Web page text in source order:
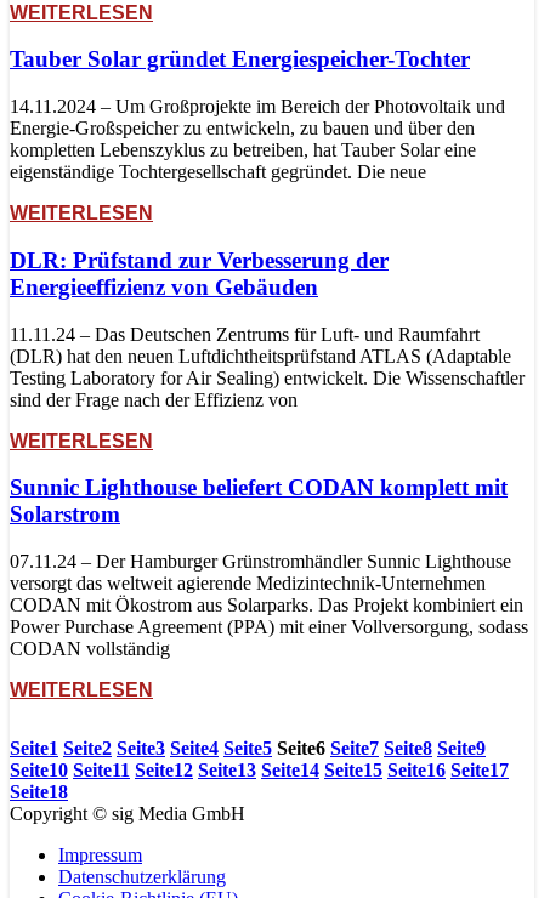
WEITERLESEN
Tauber Solar gründet Energiespeicher-Tochter
14.11.2024 – Um Großprojekte im Bereich der Photovoltaik und
Energie-Großspeicher zu entwickeln, zu bauen und über den
kompletten Lebenszyklus zu betreiben, hat Tauber Solar eine
eigenständige Tochtergesellschaft gegründet. Die neue
WEITERLESEN
DLR: Prüfstand zur Verbesserung der
Energieeffizienz von Gebäuden
11.11.24 – Das Deutschen Zentrums für Luft- und Raumfahrt
(DLR) hat den neuen Luftdichtheitsprüfstand ATLAS (Adaptable
Testing Laboratory for Air Sealing) entwickelt. Die Wissenschaftler
sind der Frage nach der Effizienz von
WEITERLESEN
Sunnic Lighthouse beliefert CODAN komplett mit
Solarstrom
07.11.24 – Der Hamburger Grünstromhändler Sunnic Lighthouse
versorgt das weltweit agierende Medizintechnik-Unternehmen
CODAN mit Ökostrom aus Solarparks. Das Projekt kombiniert ein
Power Purchase Agreement (PPA) mit einer Vollversorgung, sodass
CODAN vollständig
WEITERLESEN
Seite1 Seite2 Seite3 Seite4 Seite5 Seite6 Seite7 Seite8 Seite9
Seite10 Seite11 Seite12 Seite13 Seite14 Seite15 Seite16 Seite17
Seite18
Copyright © sig Media GmbH
Impressum
Datenschutzerklärung